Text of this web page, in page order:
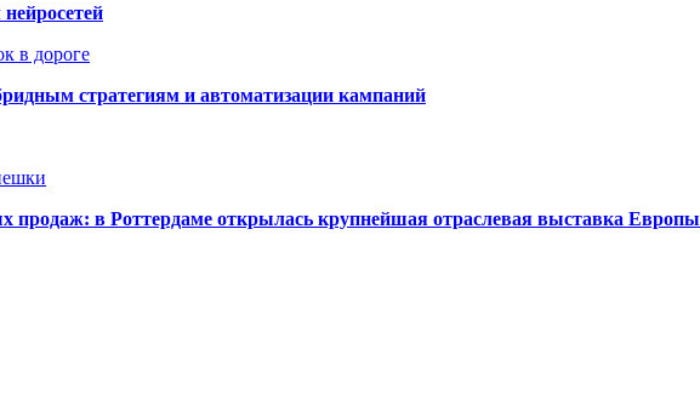
в дороге
стратегиям и автоматизации кампаний
в Роттердаме открылась крупнейшая отраслевая выставка Европы